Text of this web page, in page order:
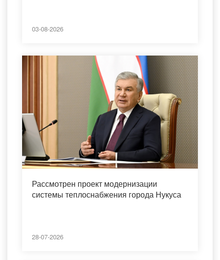
03-08-2026
Рассмотрен проект модернизации
системы теплоснабжения города Нукуса
28-07-2026